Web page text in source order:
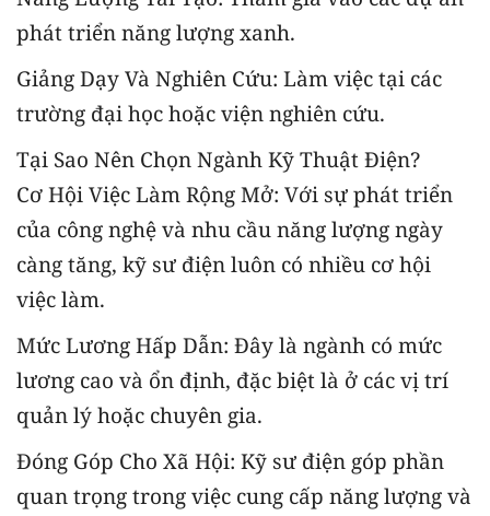
phát triển năng lượng xanh.
Giảng Dạy Và Nghiên Cứu: Làm việc tại các
trường đại học hoặc viện nghiên cứu.
Tại Sao Nên Chọn Ngành Kỹ Thuật Điện?
Cơ Hội Việc Làm Rộng Mở: Với sự phát triển
của công nghệ và nhu cầu năng lượng ngày
càng tăng, kỹ sư điện luôn có nhiều cơ hội
việc làm.
Mức Lương Hấp Dẫn: Đây là ngành có mức
lương cao và ổn định, đặc biệt là ở các vị trí
quản lý hoặc chuyên gia.
Đóng Góp Cho Xã Hội: Kỹ sư điện góp phần
quan trọng trong việc cung cấp năng lượng và